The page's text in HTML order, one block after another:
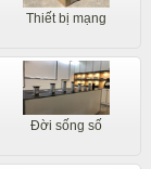
Thiết bị mạng
Đời sống số